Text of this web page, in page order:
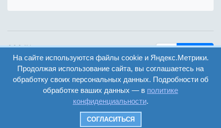
ООО "Центр
образования и
консалтинга"
Волгоград 2008-
2026
вход
регистрация
Версия
сайта для
слабовидящих
На сайте используются файлы cookie и Яндекс.Метрики.
Продолжая использование сайта, вы соглашаетесь на
обработку своих персональных данных. Подробности об
обработке ваших данных — в политике
конфиденциальности.
СОГЛАСИТЬСЯ